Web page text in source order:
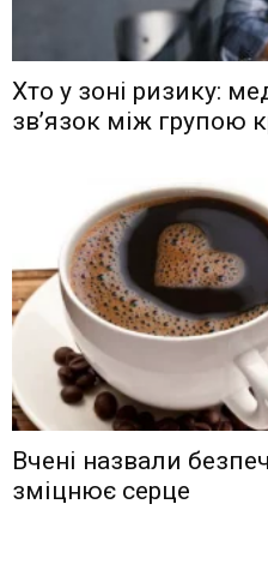
Хто у зоні ризику:
зв’язок між групою
Вчені назвали
зміцнює серце